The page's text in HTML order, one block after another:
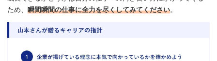
ため、 瞬間瞬間の仕事に全力を尽くしてみてください。